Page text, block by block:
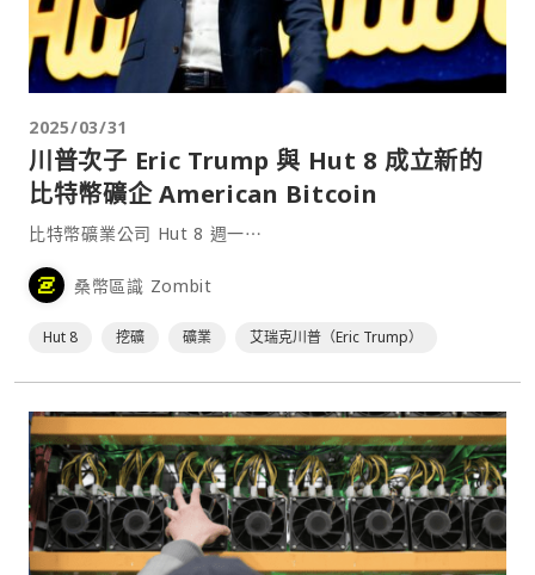
2025/03/31
川普次子 Eric Trump 與 Hut 8 成立新的
比特幣礦企 American Bitcoin
比特幣礦業公司 Hut 8 週一⋯
桑幣區識 Zombit
Hut 8 挖礦 礦業 艾瑞克川普（Eric Trump）